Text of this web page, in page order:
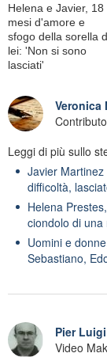
Helena e Javier, 18
mesi d'amore e
sfogo della sorella
lei: 'Non si sono
lasciati'
Veronica
Leggi di più sullo
Javier
difficoltà,
Helena
ciondolo di una
Uomini e
Sebastiano,
Pier
Video